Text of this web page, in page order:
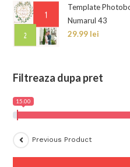
Template
Numarul 43
29.99 lei
Filtreaza dupa pret
15.00
Previous Product